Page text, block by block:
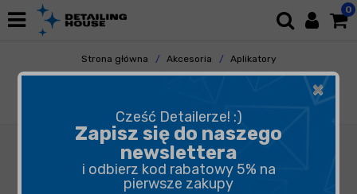
0
Strona główna Akcesoria
Aplikatory
Aplikatory do Ceramiki
×
Cześć Detailerze! :)
Zapisz się do naszego
newslettera
i odbierz kod rabatowy 5% na
pierwsze zakupy